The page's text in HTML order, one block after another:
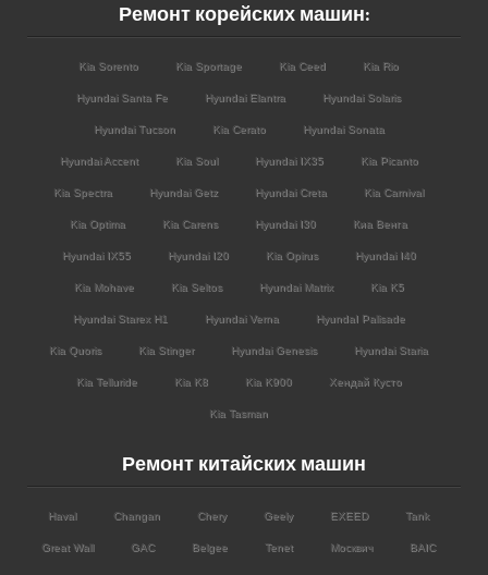
Ремонт корейских машин:
Kia Sorento Kia Sportage Kia Ceed Kia Rio
Hyundai Santa Fe Hyundai Elantra Hyundai Solaris
Hyundai Tucson Kia Cerato Hyundai Sonata
Hyundai Accent Kia Soul Hyundai IX35 Kia Picanto
Kia Spectra Hyundai Getz Hyundai Creta Kia Carnival
Kia Optima Kia Carens Hyundai I30 Киа Венга
Hyundai IX55 Hyundai I20 Kia Opirus Hyundai I40
Kia Mohave Kia Seltos Hyundai Matrix Kia K5
Hyundai Starex H1 Hyundai Verna HyundaI Palisade
Kia Quoris Kia Stinger Hyundai Genesis Hyundai Staria
Kia Telluride Kia K8 Kia K900 Хендай Кусто
Kia Tasman
Ремонт китайских машин
Haval Changan Chery Geely EXEED Tank
Great Wall GAC Belgee Tenet Москвич BAIC